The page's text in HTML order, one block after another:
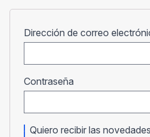
Dirección de correo
Contraseña
Quiero recibir las